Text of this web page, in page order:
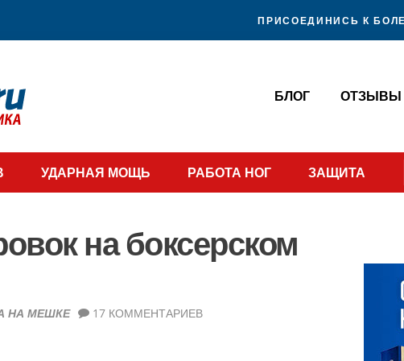
ПРИСОЕДИНИСЬ К
БЛОГ ОТЗЫВЫ
УДАРНАЯ МОЩЬ РАБОТА НОГ ЗАЩИТА
на боксерском
НА МЕШКЕ 17 КОММЕНТАРИЕВ